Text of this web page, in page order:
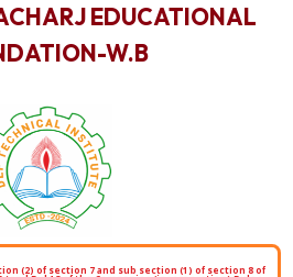
EDUCATIONAL
W.B
(2) of section 7 and sub section (1) of section 8 of